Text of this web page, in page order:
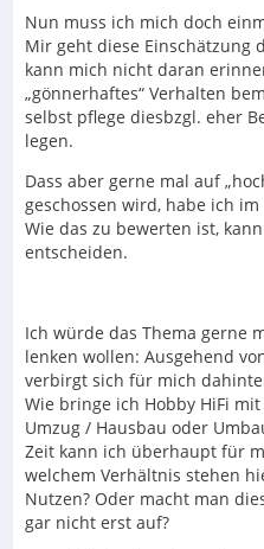
Nun muss ich mich doch
Mir geht diese Einschätzung
kann mich nicht daran
„gönnerhaftes“ Verhalten
selbst pflege diesbzgl. eher
legen.
Dass aber gerne mal auf
geschossen wird, habe ich
Wie das zu bewerten ist,
entscheiden.
Ich würde das Thema gerne
lenken wollen: Ausgehend
verbirgt sich für mich
Wie bringe ich Hobby HiFi
Umzug / Hausbau oder
Zeit kann ich überhaupt für
welchem Verhältnis stehen
Nutzen? Oder macht man
gar nicht erst auf?